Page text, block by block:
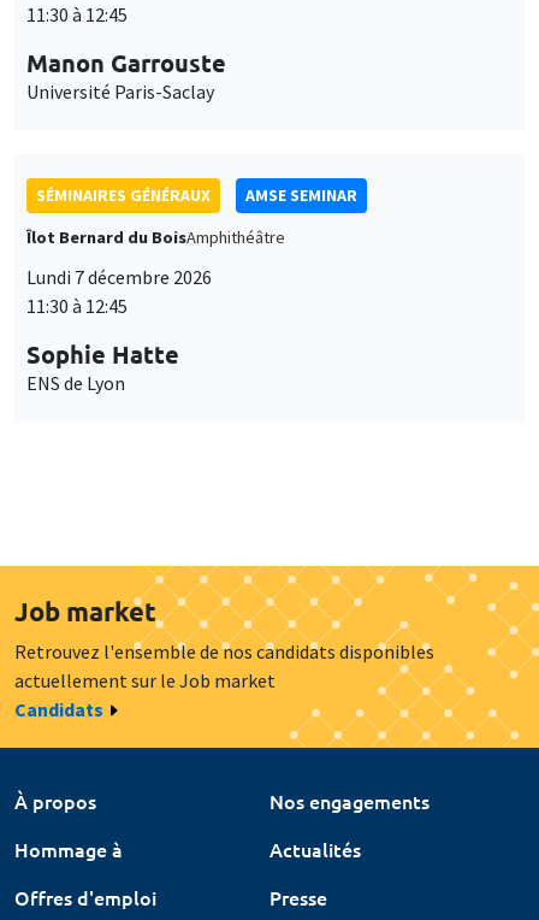
11:30 à 12:45
Manon Garrouste
Université Paris-Saclay
SÉMINAIRES GÉNÉRAUX
AMSE SEMINAR
Îlot Bernard du BoisAmphithéâtre
Lundi 7 décembre 2026
11:30 à 12:45
Sophie Hatte
ENS de Lyon
Job market
Retrouvez l'ensemble de nos candidats disponibles
actuellement sur le Job market
Candidats
À propos
Nos engagements
Hommage à
Actualités
Offres d'emploi
Presse